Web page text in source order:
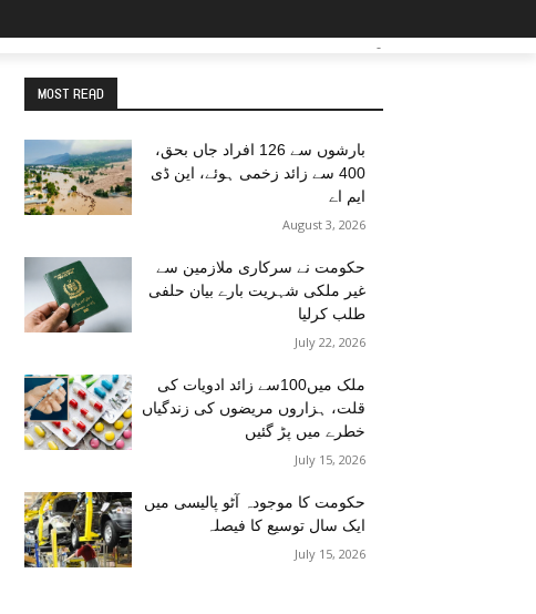
-
MOST READ
بارشوں سے 126 افراد جاں بحق،
400 سے زائد زخمی ہوئے، این ڈی
ایم اے
August 3, 2026
حکومت نے سرکاری ملازمین سے
غیر ملکی شہریت بارے بیان حلفی
طلب کرلیا
July 22, 2026
ملک میں100سے زائد ادویات کی
قلت، ہزاروں مریضوں کی زندگیاں
خطرے میں پڑ گئیں
July 15, 2026
حکومت کا موجودہ آٹو پالیسی میں
ایک سال توسیع کا فیصلہ
July 15, 2026